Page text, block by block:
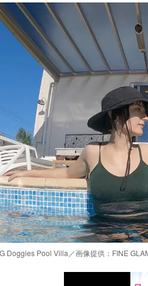
Doggies Pool Villa／画像提供：FINE